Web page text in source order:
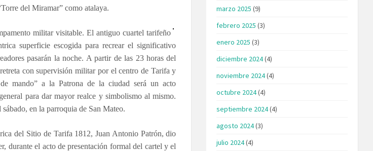
del Miramar” como atalaya.
militar visitable. El antiguo cuartel tarifeño
superficie escogida para recrear el significativo
pasarán la noche. A partir de las 23 horas del
con supervisión militar por el centro de Tarifa y
mando” a la Patrona de la ciudad será un acto
para dar mayor realce y simbolismo al mismo.
sábado, en la parroquia de San Mateo.
del Sitio de Tarifa 1812, Juan Antonio Patrón, dio
durante el acto de presentación formal del cartel y el
marzo 2025 (9)
febrero 2025 (3)
enero 2025 (3)
diciembre 2024(4)
noviembre 2024(4)
octubre 2024(4)
septiembre 2024(4)
agosto 2024(3)
julio 2024(4)